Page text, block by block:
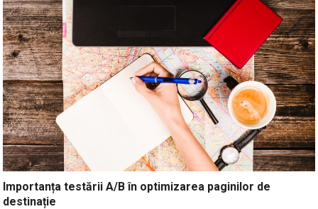
Importanța testării A/B în optimizarea paginilor de
destinație